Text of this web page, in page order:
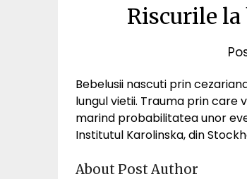
Riscurile
Bebelusii nascuti prin
lungul vietii. Trauma prin care
marind probabilitatea unor
Institutul Karolinska, din
About Post Author